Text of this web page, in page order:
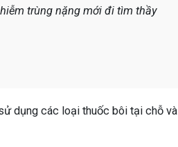
trùng nặng mới đi tìm thầy
dụng các loại thuốc bôi tại chỗ và